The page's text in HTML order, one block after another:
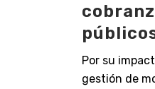
Por su
gestión de